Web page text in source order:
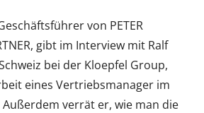
von PETER
gibt im Interview mit Ralf
bei der Kloepfel Group,
eines Vertriebsmanager im
verrät er, wie man die